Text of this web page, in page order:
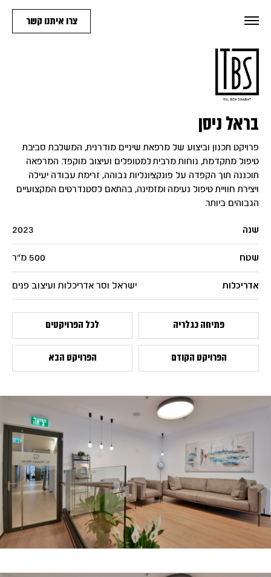
צרו איתנו קשר
בראל ניסן
פרויקט תכנון וביצוע של מרפאת שיניים מודרנית, המשלבת סביבת
טיפול מתקדמת, נוחות מרבית למטופלים ועיצוב מוקפד. המרפאה
תוכננה תוך הקפדה על פונקציונליות גבוהה, זרימת עבודה יעילה
ויצירת חוויית טיפול נעימה ומזמינה, בהתאם לסטנדרטים המקצועיים
הגבוהים ביותר.
שנה
2023
שטח 500 מ"ר
אדריכלות ישראל וסר אדריכלות ועיצוב פנים
פתיחה כגלריה לכל הפרויקטים
הפרויקט הקודם הפרויקט הבא